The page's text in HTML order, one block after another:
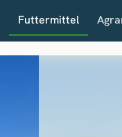
Futtermittel